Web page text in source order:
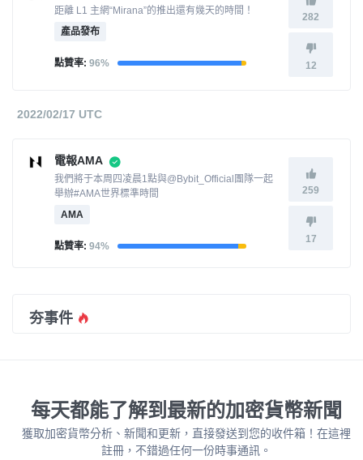
距離 L1 主網“Mirana”的推出還有幾天的時間！
產品發布
點贊率: 96%
282
12
2022/02/17 UTC
電報AMA
我們將于本周四凌晨1點與@Bybit_Official團隊一起
舉辦#AMA世界標準時間
AMA
點贊率: 94%
259
17
夯事件
每天都能了解到最新的加密貨幣新聞
獲取加密貨幣分析、新聞和更新，直接發送到您的收件箱！在這裡
註冊，不錯過任何一份時事通訊。